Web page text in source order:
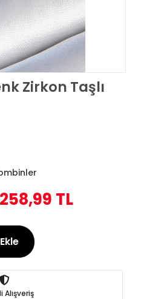
Zirkon Taşlı
258,99 TL
Alışveriş